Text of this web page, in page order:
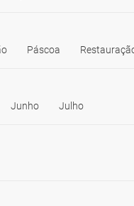
Páscoa
Junho Julho